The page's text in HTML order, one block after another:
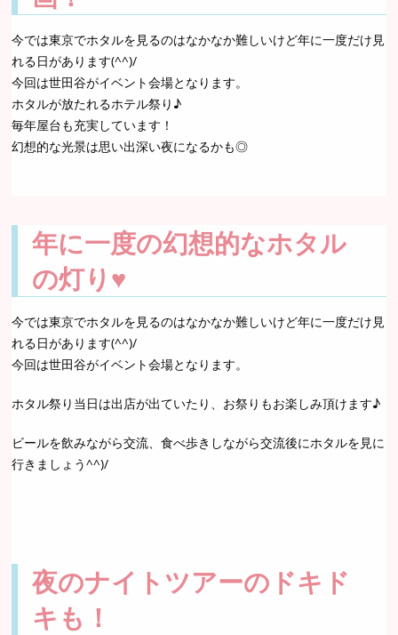
今では東京でホタルを見るのはなかなか難しいけど年に一度だけ見
れる日があります(^^)/
今回は世田谷がイベント会場となります。
ホタルが放たれるホテル祭り♪
毎年屋台も充実しています！
幻想的な光景は思い出深い夜になるかも◎
年に一度の幻想的なホタル
の灯り♥
今では東京でホタルを見るのはなかなか難しいけど年に一度だけ見
れる日があります(^^)/
今回は世田谷がイベント会場となります。
ホタル祭り当日は出店が出ていたり、お祭りもお楽しみ頂けます♪
ビールを飲みながら交流、食べ歩きしながら交流後にホタルを見に
行きましょう^^)/
夜のナイトツアーのドキド
キも！